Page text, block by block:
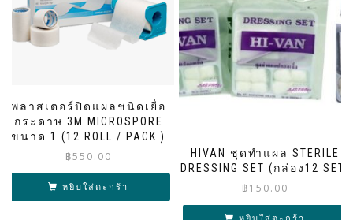
พลาสเตอร์ปิดแผลชนิดเยื่อ
กระดาษ 3M MICROSPORE
ขนาด 1 (12 ROLL / PACK.)
฿550.00
หยิบใส่ตะกร้า
HIVAN ชุดทำแผล STERILE
DRESSING SET (กล่อง12 SET)
฿150.00